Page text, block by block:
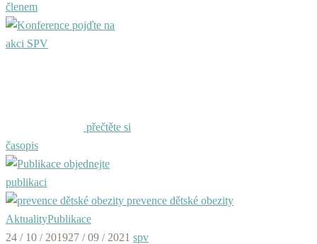
členem
pojďte na
akci SPV
přečtěte si
časopis
objednejte
publikaci
prevence dětské obezity
AktualityPublikace
24 / 10 / 201927 / 09 / 2021 spv